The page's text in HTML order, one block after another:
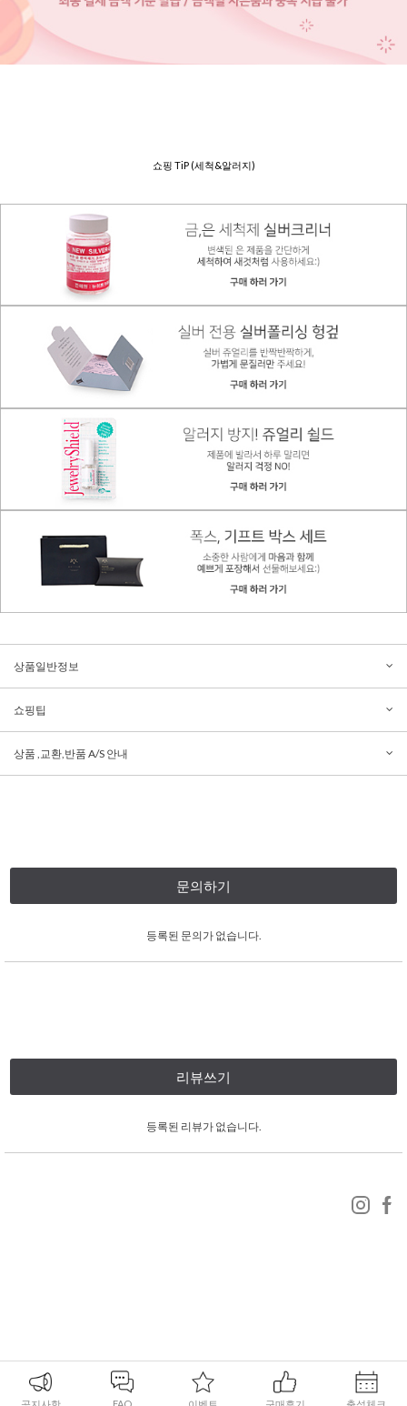
쇼핑 TiP (세척&알러지)
상품일반정보
쇼핑팁
상품 ,교환,반품 A/S 안내
문의하기
등록된 문의가 없습니다.
리뷰쓰기
등록된 리뷰가 없습니다.
공지사항 FAQ 이벤트 구매후기 출석체크